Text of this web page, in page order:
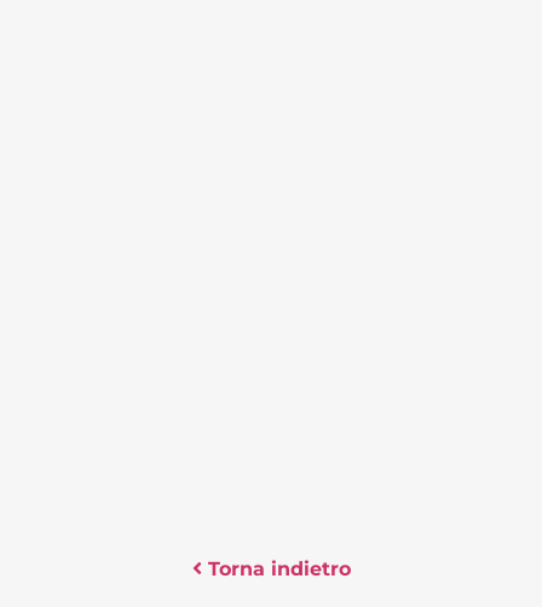
Torna indietro